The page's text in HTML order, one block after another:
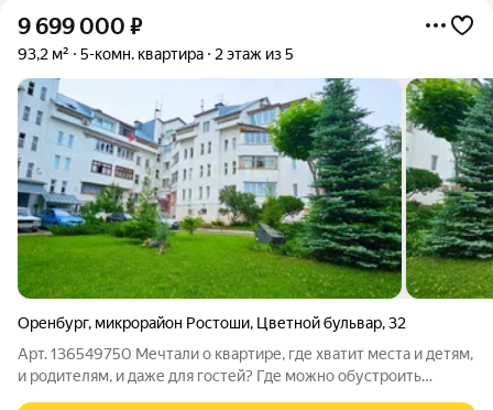
9 699 000 ₽
93,2 м² 5-комн. квартира 2 этаж из 5
Оренбург, микрорайон Ростоши, Цветной бульвар,32
Арт. 136549750 Мечтали о квартире, где хватит места и детям,
и родителям, и даже для гостей? Где можно обустроить